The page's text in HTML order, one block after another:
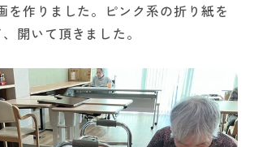
を作りました。ピンク系の折り紙を
開いて頂きました。